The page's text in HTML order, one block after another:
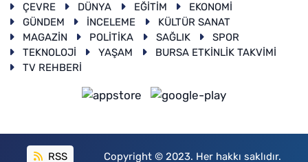
ÇEVRE
DÜNYA EĞİTİM
EKONOMİ
GÜNDEM
İNCELEME
KÜLTÜR SANAT
MAGAZİN
POLİTİKA SAĞLIK
SPOR
TEKNOLOJİ
YAŞAM
BURSA ETKİNLİK TAKVİMİ
TV REHBERİ
RSS Copyright © 2023. Her hakkı saklıdır.